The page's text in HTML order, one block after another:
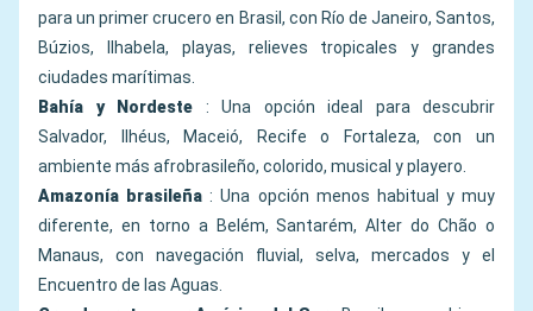
para un primer crucero en Brasil, con Río de Janeiro, Santos,
Búzios, Ilhabela, playas, relieves tropicales y grandes
ciudades marítimas.
Bahía y Nordeste : Una opción ideal para descubrir
Salvador, Ilhéus, Maceió, Recife o Fortaleza, con un
ambiente más afrobrasileño, colorido, musical y playero.
Amazonía brasileña : Una opción menos habitual y muy
diferente, en torno a Belém, Santarém, Alter do Chão o
Manaus, con navegación fluvial, selva, mercados y el
Encuentro de las Aguas.